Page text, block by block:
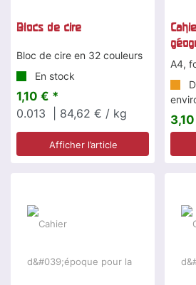
Blocs de cire
Bloc de cire en 32 couleurs
En stock
1,10 € *
0.013
| 84,62 € / kg
Afficher l’article
A4,